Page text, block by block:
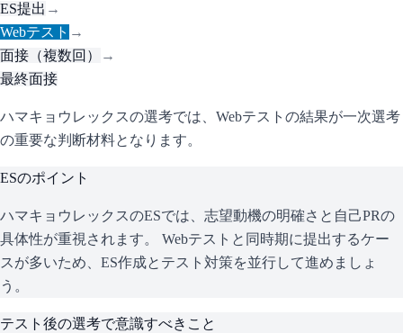
ES提出 →
Webテスト →
面接（複数回）
→
最終面接
ハマキョウレックスの選考では、Webテストの結果が一次選考
の重要な判断材料となります。
ESのポイント
ハマキョウレックスのESでは、志望動機の明確さと自己PRの
具体性が重視されます。 Webテストと同時期に提出するケー
スが多いため、ES作成とテスト対策を並行して進めましょ
う。
テスト後の選考で意識すべきこと